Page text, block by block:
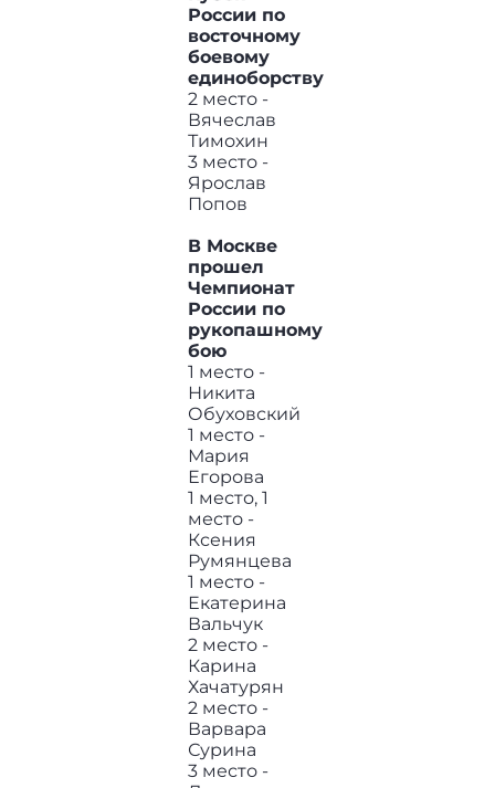
России по
восточному
боевому
единоборству
2 место -
Вячеслав
Тимохин
3 место -
Ярослав
Попов
В Москве
прошел
Чемпионат
России по
рукопашному
бою
1 место -
Никита
Обуховский
1 место -
Мария
Егорова
1 место, 1
место -
Ксения
Румянцева
1 место -
Екатерина
Вальчук
2 место -
Карина
Хачатурян
2 место -
Варвара
Сурина
3 место -